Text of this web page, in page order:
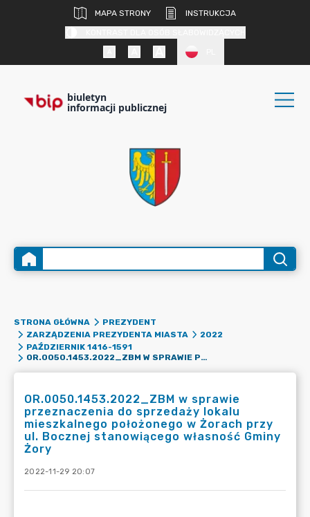
MAPA STRONY
INSTRUKCJA
biuletyn
informacji publicznej
STRONA GŁÓWNA
PREZYDENT
ZARZĄDZENIA PREZYDENTA MIASTA
2022
PAŹDZIERNIK 1416-1591
OR.0050.1453.2022_ZBM W SPRAWIE PRZEZNACZENIA DO SPRZEDAŻY LOKALU MIESZKALNEGO POŁOŻONEGO W ŻORACH PRZY UL. BOCZNEJ STANOWIĄCEGO WŁASNOŚĆ GMINY ŻORY
OR.0050.1453.2022_ZBM w sprawie
przeznaczenia do sprzedaży lokalu
mieszkalnego położonego w Żorach przy
ul. Bocznej stanowiącego własność Gminy
Żory
2022-11-29 20:07